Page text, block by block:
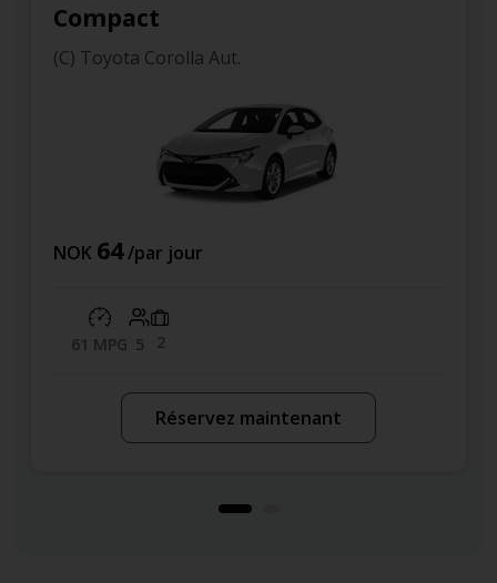
Compact
(C3) Toyota Yaris Cross 4x4 Aut.
NOK 116
47 MPG
Réservez maintenant